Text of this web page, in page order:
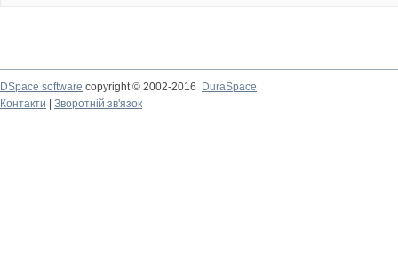
DSpace software copyright © 2002-2016
DuraSpace
Контакти
Зворотній зв'язок